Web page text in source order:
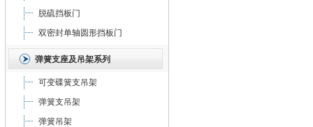
脱硫挡板门
双密封单轴圆形挡板门
弹簧支座及吊架系列
可变碟簧支吊架
弹簧支吊架
弹簧吊架